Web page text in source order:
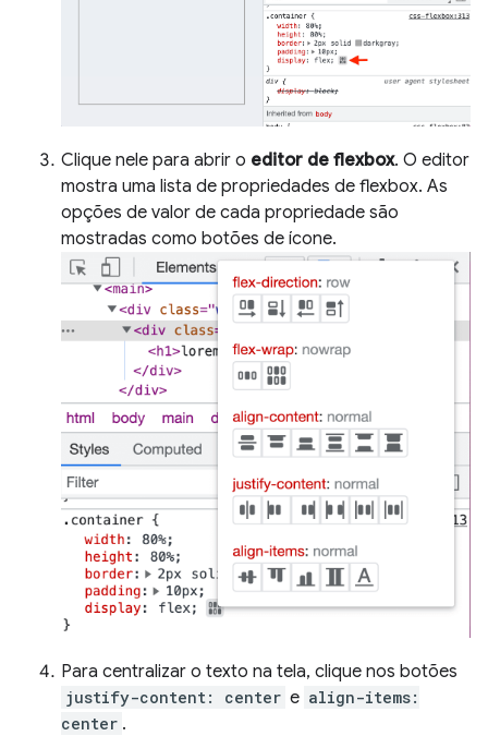
Clique nele para abrir o editor de flexbox. O editor
mostra uma lista de propriedades de flexbox. As
opções de valor de cada propriedade são
mostradas como botões de ícone.
Para centralizar o texto na tela, clique nos botões
justify-content: center e align-items:
center .